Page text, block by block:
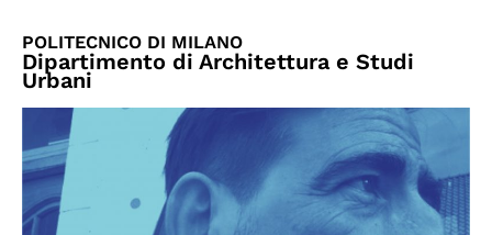
POLITECNICO DI MILANO
Dipartimento di Architettura e Studi
Urbani